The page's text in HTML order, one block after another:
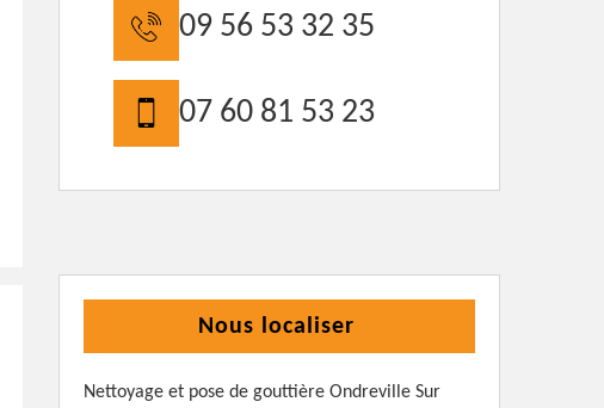
09 56 53 32 35
07 60 81 53 23
Nous localiser
Nettoyage et pose de gouttière Ondreville Sur